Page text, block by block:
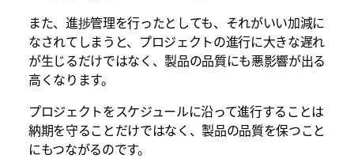
また、進捗管理を行ったとしても、それがいい加減に
なされてしまうと、プロジェクトの進行に大きな遅れ
が生じるだけではなく、製品の品質にも悪影響が出る
高くなります。
プロジェクトをスケジュールに沿って進行することは
納期を守ることだけではなく、製品の品質を保つこと
にもつながるのです。